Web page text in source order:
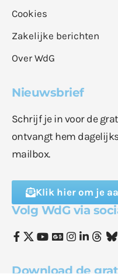
Cookies
Zakelijke berichten
Over WdG
Nieuwsbrief
Schrijf je in voor de
ontvangt hem
mailbox.
Klik hier om je
Volg WdG via
Download de